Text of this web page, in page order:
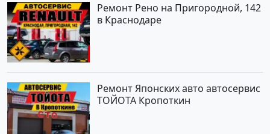
Ремонт Рено на Пригородной, 142
в Краснодаре
Ремонт Японских авто автосервис
ТОЙОТА Кропоткин